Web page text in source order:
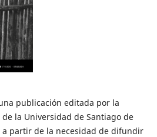
publicación editada por la
la Universidad de Santiago de
a partir de la necesidad de difundir